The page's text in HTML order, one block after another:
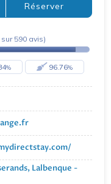
Réserver
590 avis)
96.76
Lalbenque -